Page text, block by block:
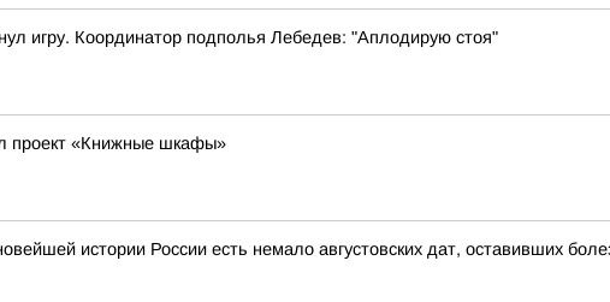
игру. Координатор подполья Лебедев: "Аплодирую стоя"
проект «Книжные шкафы»
истории России есть немало августовских дат, оставивших